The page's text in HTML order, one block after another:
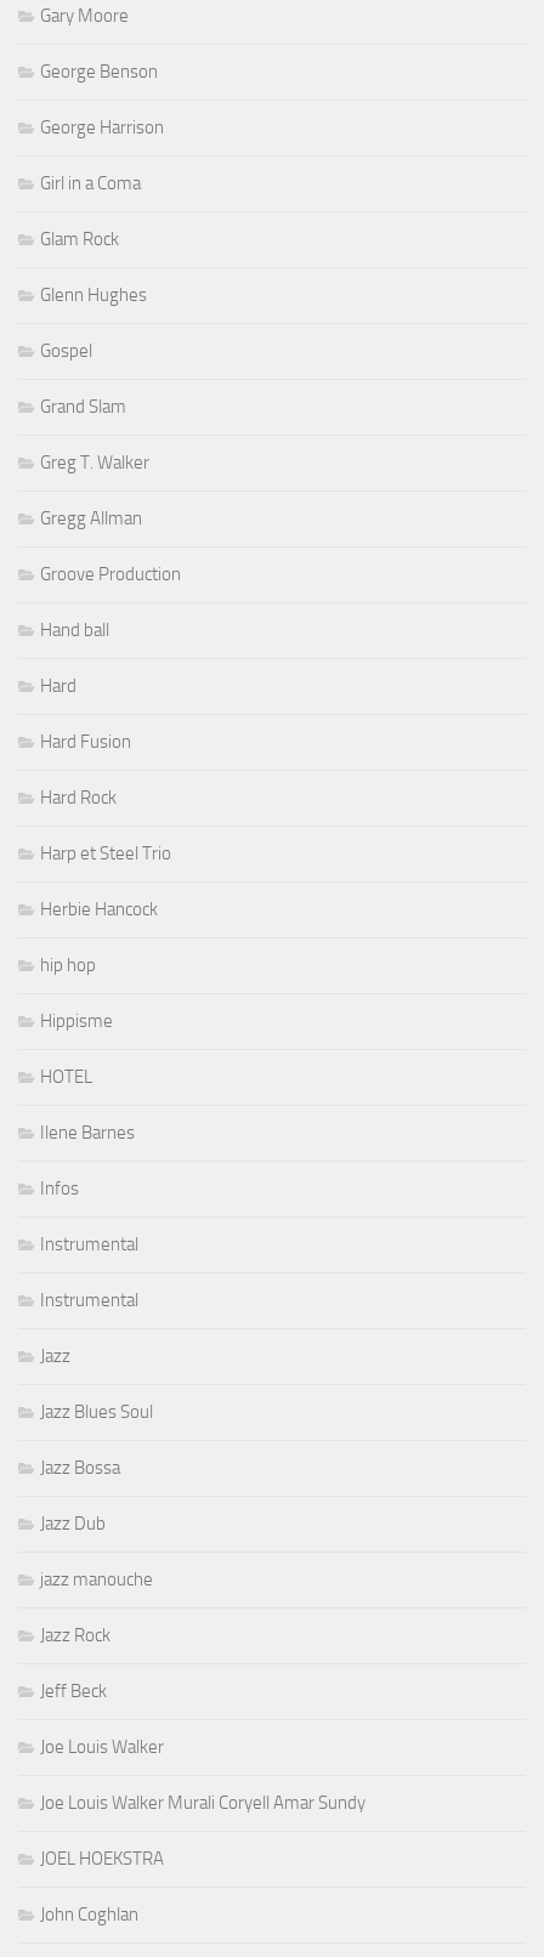
Gary Moore
George Benson
George Harrison
Girl in a Coma
Glam Rock
Glenn Hughes
Gospel
Grand Slam
Greg T. Walker
Gregg Allman
Groove Production
Hand ball
Hard
Hard Fusion
Hard Rock
Harp et Steel Trio
Herbie Hancock
hip hop
Hippisme
HOTEL
Ilene Barnes
Infos
Instrumental
Instrumental
Jazz
Jazz Blues Soul
Jazz Bossa
Jazz Dub
jazz manouche
Jazz Rock
Jeff Beck
Joe Louis Walker
Joe Louis Walker Murali Coryell Amar Sundy
JOEL HOEKSTRA
John Coghlan